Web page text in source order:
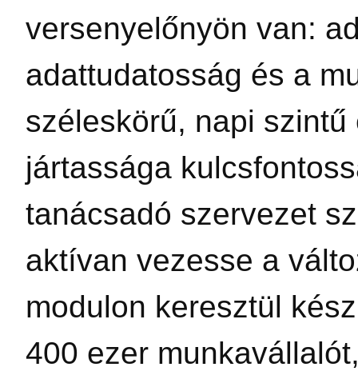
versenyelőnyön van:
adattudatosság és a
széleskörű, napi
jártassága
tanácsadó szervezet
aktívan vezesse a
modulon keresztül
400 ezer